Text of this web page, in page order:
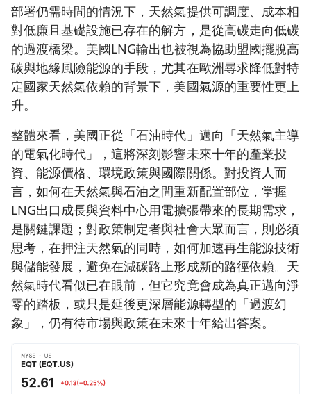
部署仍需時間的情況下，天然氣提供可調度、成本相
對低廉且基礎設施已存在的解方，是從高碳走向低碳
的過渡橋梁。美國LNG輸出也被視為協助盟國擺脫高
碳與地緣風險能源的手段，尤其在歐洲尋求降低對特
定國家天然氣依賴的背景下，美國氣源的重要性更上
升。
整體來看，美國正從「石油時代」邁向「天然氣主導
的電氣化時代」，這將深刻影響未來十年的產業投
資、能源價格、環境政策與國際關係。對投資人而
言，如何在天然氣與石油之間重新配置部位，掌握
LNG出口成長與資料中心用電擴張帶來的長期需求，
是關鍵課題；對政策制定者與社會大眾而言，則必須
思考，在押注天然氣的同時，如何加速再生能源技術
與儲能發展，避免在減碳路上形成新的路徑依賴。天
然氣時代看似已在眼前，但它究竟會成為真正邁向淨
零的踏板，或只是延後更深層能源轉型的「過渡幻
象」，仍有待市場與政策在未來十年給出答案。